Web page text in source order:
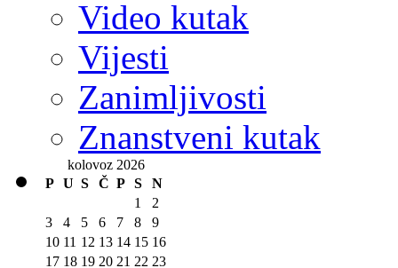
Video kutak
Vijesti
Zanimljivosti
Znanstveni kutak
kolovoz 2026
P U S Č P S
N
1
2
3
4 5 6 7 8
9
10 11 12 13 14 15 16
17 18 19 20 21 22 23